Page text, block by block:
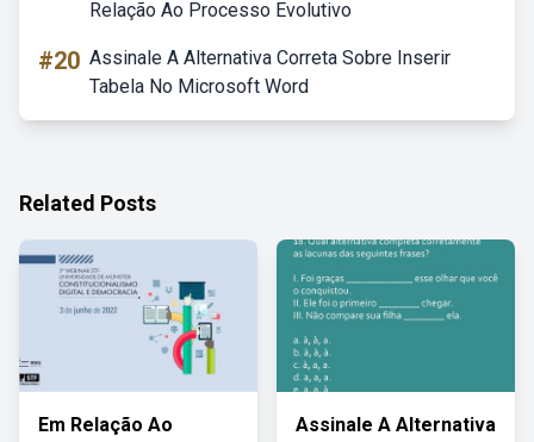
Relação Ao Processo Evolutivo
#20 Assinale A Alternativa Correta Sobre Inserir
Tabela No Microsoft Word
Related Posts
Em Relação Ao
Assinale A Alternativa